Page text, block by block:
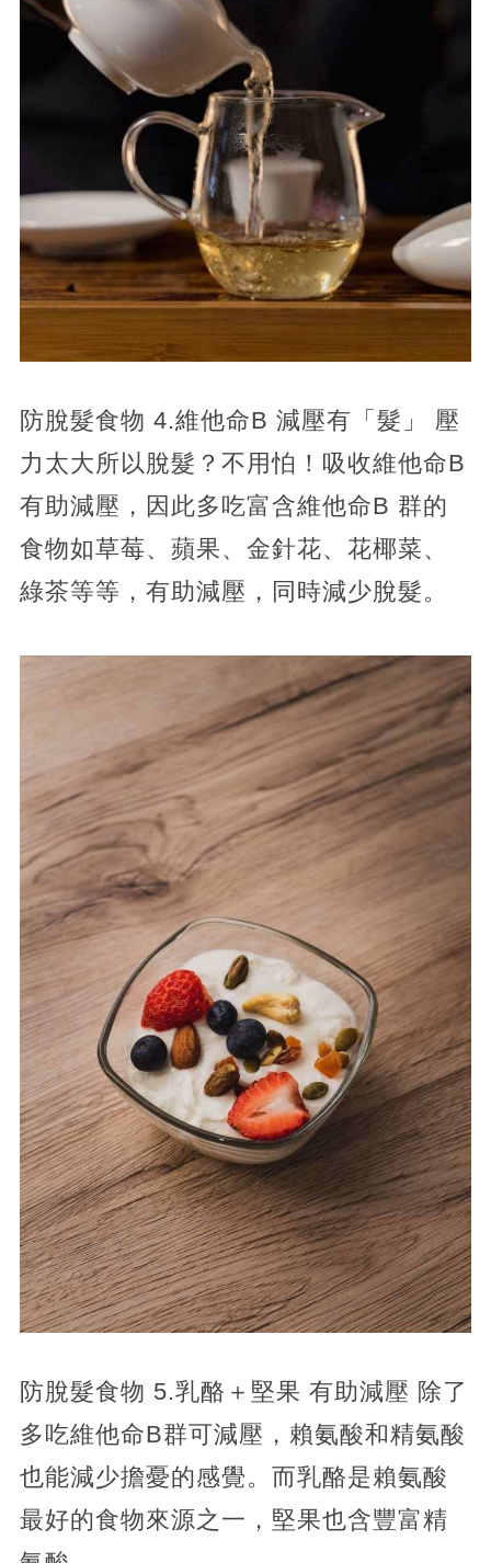
防脫髮食物 4.維他命B 減壓有「髮」 壓
力太大所以脫髮？不用怕！吸收維他命B
有助減壓，因此多吃富含維他命B 群的
食物如草莓、蘋果、金針花、花椰菜、
綠茶等等，有助減壓，同時減少脫髮。
防脫髮食物 5.乳酪＋堅果 有助減壓 除了
多吃維他命B群可減壓，賴氨酸和精氨酸
也能減少擔憂的感覺。而乳酪是賴氨酸
最好的食物來源之一，堅果也含豐富精